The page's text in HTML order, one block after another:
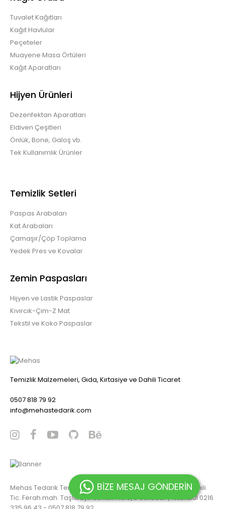
Tuvalet Kağıtları
Kağıt Havlular
Peçeteler
Muayene Masa Örtüleri
Kağıt Aparatları
Hijyen Ürünleri
Dezenfektan Aparatları
Eldiven Çeşitleri
Önlük, Bone, Galoş vb.
Tek Kullanımlık Ürünler
Temizlik Setleri
Paspas Arabaları
Kat Arabaları
Çamaşır/Çöp Toplama
Yedek Pres ve Kovalar
Zemin Paspasları
Hijyen ve Lastik Paspaslar
Kıvırcık-Çim-Z Mat
Tekstil ve Koko Paspaslar
Temizlik Malzemeleri, Gıda, Kırtasiye ve Dahili Ticaret
0507 818 79 92
info@mehastedarik.com
Mehas Tedarik Temizlik Malzemeleri, Gıda, Kırtasiye ve Dahili
Tic. Ferah mah. Taşlıbayır Sokak. No:8/9 Üsküdar / İstanbul 0216
BİZE MESAJ GÖNDERİN